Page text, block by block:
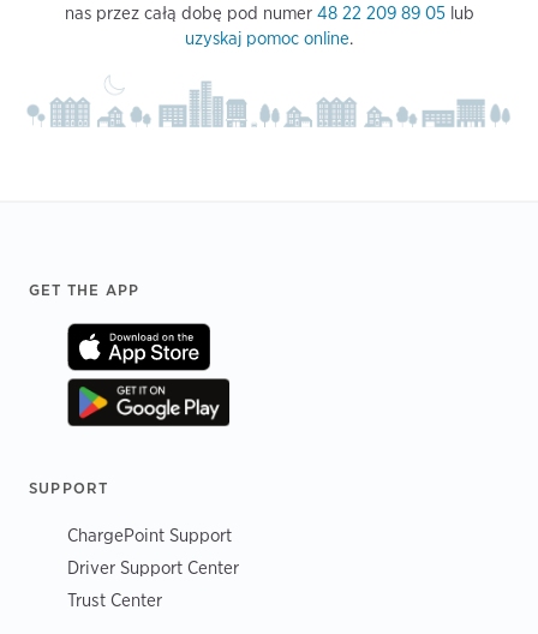
nas przez całą dobę pod numer 48 22 209 89 05lub
uzyskaj pomoc online.
Footer
GET THE APP
SUPPORT
ChargePoint Support
Driver Support Center
Trust Center